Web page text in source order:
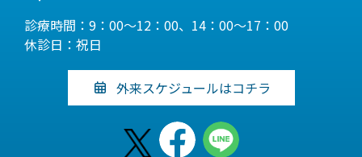
診療時間：9：00～12：00、14：00～17：00
休診日：祝日
外来スケジュールはコチラ